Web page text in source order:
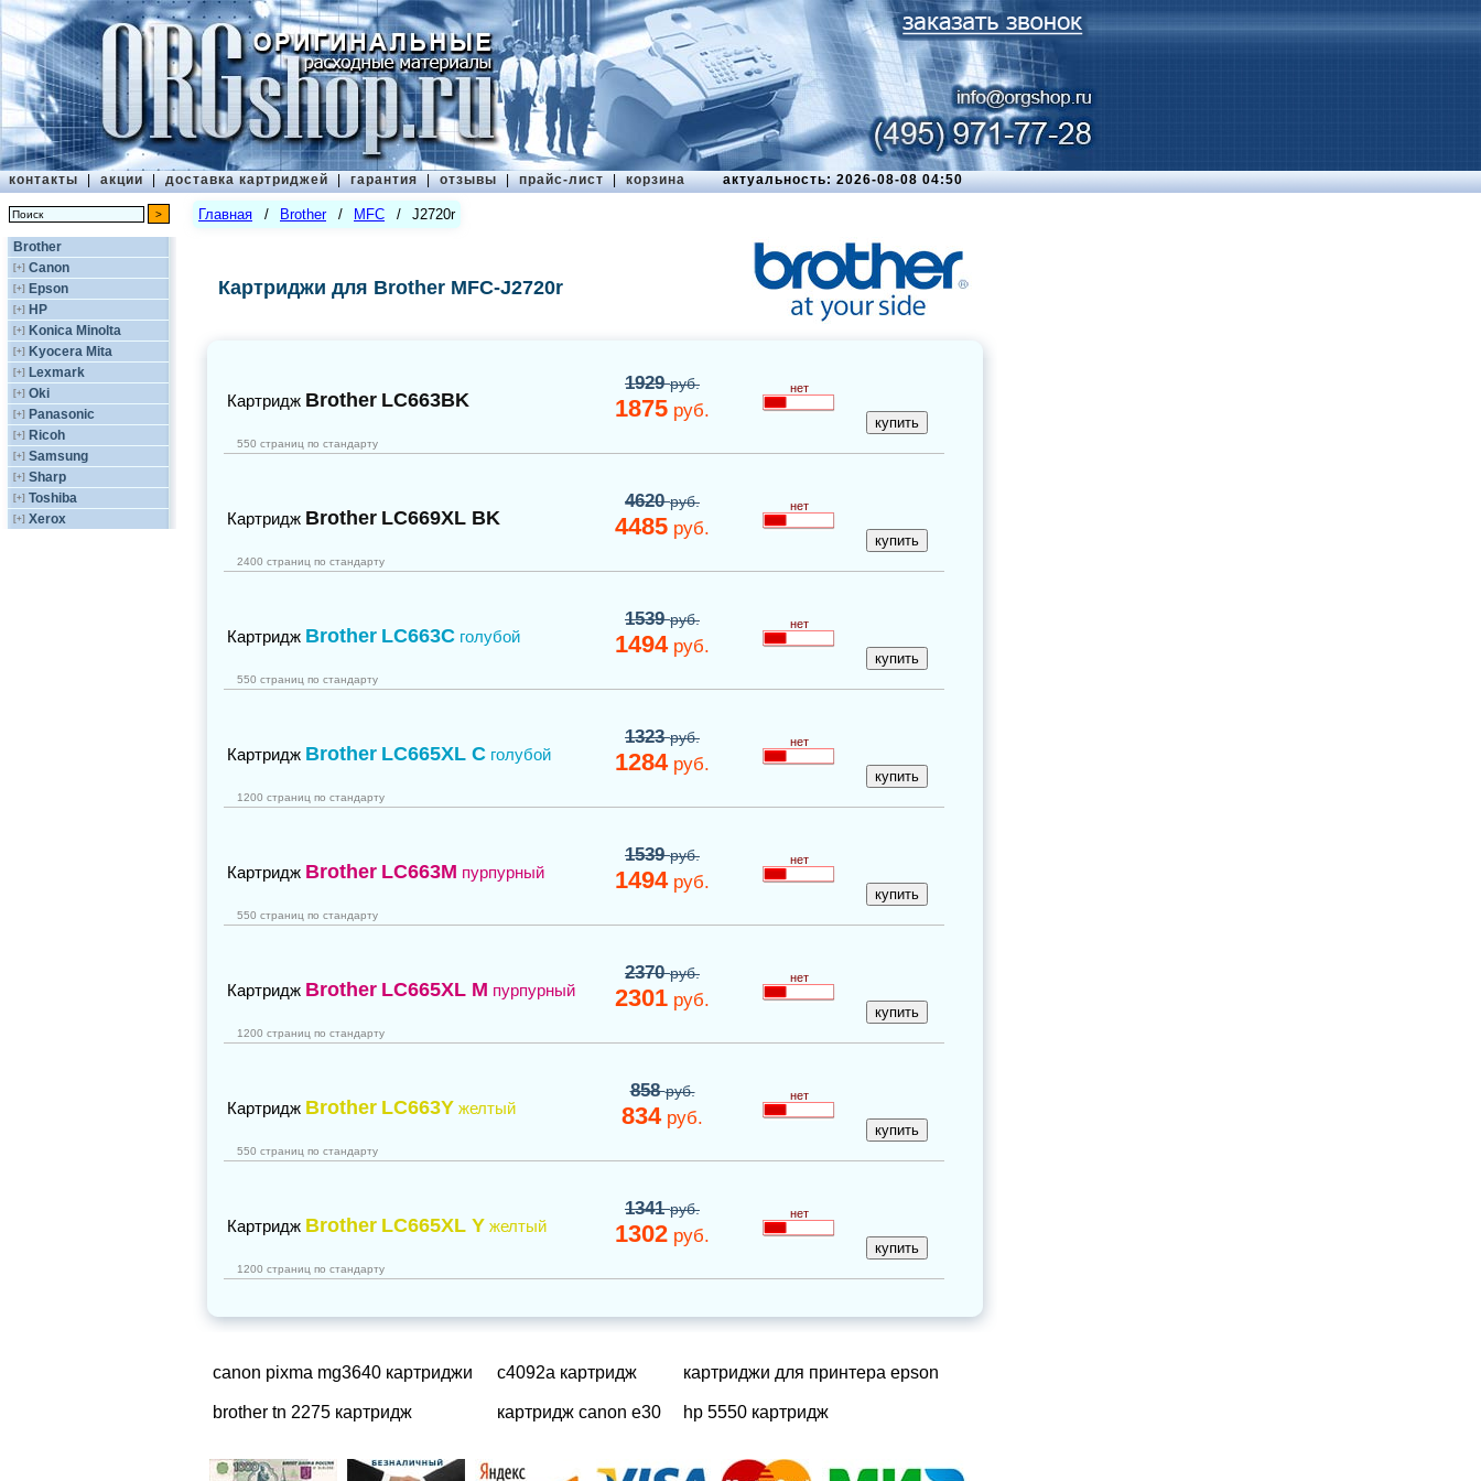
контакты | акции | доставка картриджей | гарантия | отзывы | прайс-лист | корзина актуальность: 2026-08-08 04:50
Brother
[+] Canon
[+] Epson
[+] HP
[+] Konica Minolta
[+] Kyocera Mita
[+] Lexmark
[+] Oki
[+] Panasonic
[+] Ricoh
[+] Samsung
[+] Sharp
[+] Toshiba
[+] Xerox
Главная / Brother / MFC / J2720r
Картриджи для Brother MFC-J2720r
Картридж Brother LC663BK
1929руб.
1875 руб.
нет
550 страниц по стандарту
Картридж Brother LC669XL BK
4620руб.
4485 руб.
нет
2400 страниц по стандарту
Картридж Brother LC663C голубой
1539руб.
1494руб.
нет
550 страниц по стандарту
Картридж Brother LC665XL C голубой
1323руб.
1284руб.
нет
1200 страниц по стандарту
Картридж Brother LC663M пурпурный
1539руб.
1494руб.
нет
550 страниц по стандарту
Картридж Brother LC665XL M пурпурный
2370руб.
2301 руб.
нет
1200 страниц по стандарту
Картридж Brother LC663Y желтый
858руб.
834руб.
нет
550 страниц по стандарту
Картридж Brother LC665XL Y желтый
1341руб.
1302 руб.
нет
1200 страниц по стандарту
canon pixma mg3640 картриджи c4092a картридж картриджи для принтера epson
brother tn 2275 картридж картридж canon e30 hp 5550 картридж